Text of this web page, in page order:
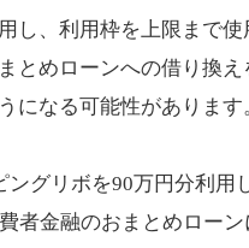
し、利用枠を上限まで使
とめローンへの借り換え
になる可能性があります
グリボを90万円分利用
者金融のおまとめロー